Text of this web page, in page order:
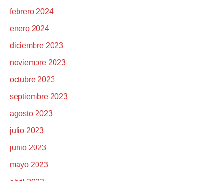
febrero 2024
enero 2024
diciembre 2023
noviembre 2023
octubre 2023
septiembre 2023
agosto 2023
julio 2023
junio 2023
mayo 2023